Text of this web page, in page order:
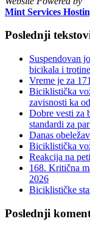
Mint Services
Poslednji
Suspendovan
bicikala i
Vreme je za
Biciklistička
zavisnosti ka
Dobre vesti za
standardi za
Danas
Biciklistička
Reakcija na
168. Kritična
2026
Biciklističke
Poslednji